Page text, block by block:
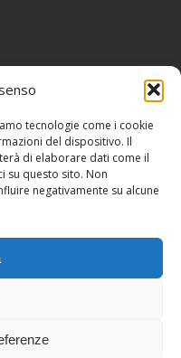
tecnologie come i cookie
del dispositivo. Il
di elaborare dati come il
su questo sito. Non
negativamente su alcune
reserved. Webdesign by